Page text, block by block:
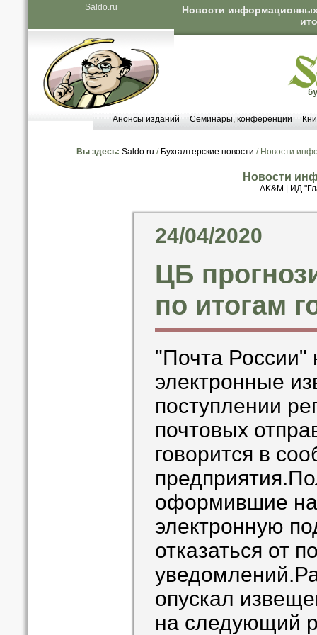
Saldo.ru
Новости
Анонсы изданий Семинары, конференции
Вы здесь: Saldo.ru / Бухгалтерские новости / Новости
Новости
AK&M ИД
24/04/2020
ЦБ
по итогам
"Почта России"
электронные
поступлении
почтовых
говорится в
оформившие на
электронную
отказаться от
опускал
на следующий